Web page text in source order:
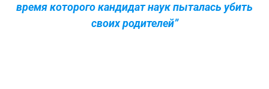
время которого кандидат наук пыталась убить
своих родителей”